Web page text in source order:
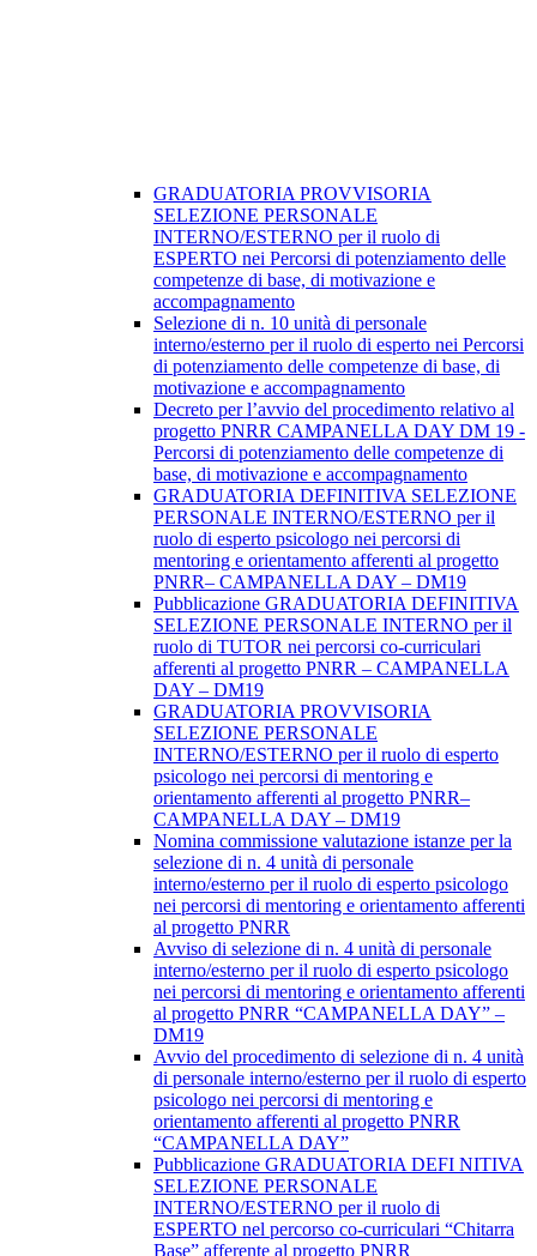
GRADUATORIA PROVVISORIA
SELEZIONE PERSONALE
INTERNO/ESTERNO per il ruolo di
ESPERTO nei Percorsi di potenziamento delle
competenze di base, di motivazione e
accompagnamento
Selezione di n. 10 unità di personale
interno/esterno per il ruolo di esperto nei Percorsi
di potenziamento delle competenze di base, di
motivazione e accompagnamento
Decreto per l’avvio del procedimento relativo al
progetto PNRR CAMPANELLA DAY DM 19 -
Percorsi di potenziamento delle competenze di
base, di motivazione e accompagnamento
GRADUATORIA DEFINITIVA SELEZIONE
PERSONALE INTERNO/ESTERNO per il
ruolo di esperto psicologo nei percorsi di
mentoring e orientamento afferenti al progetto
PNRR– CAMPANELLA DAY – DM19
Pubblicazione GRADUATORIA DEFINITIVA
SELEZIONE PERSONALE INTERNO per il
ruolo di TUTOR nei percorsi co-curriculari
afferenti al progetto PNRR – CAMPANELLA
DAY – DM19
GRADUATORIA PROVVISORIA
SELEZIONE PERSONALE
INTERNO/ESTERNO per il ruolo di esperto
psicologo nei percorsi di mentoring e
orientamento afferenti al progetto PNRR–
CAMPANELLA DAY – DM19
Nomina commissione valutazione istanze per la
selezione di n. 4 unità di personale
interno/esterno per il ruolo di esperto psicologo
nei percorsi di mentoring e orientamento afferenti
al progetto PNRR
Avviso di selezione di n. 4 unità di personale
interno/esterno per il ruolo di esperto psicologo
nei percorsi di mentoring e orientamento afferenti
al progetto PNRR “CAMPANELLA DAY” –
DM19
Avvio del procedimento di selezione di n. 4 unità
di personale interno/esterno per il ruolo di esperto
psicologo nei percorsi di mentoring e
orientamento afferenti al progetto PNRR
“CAMPANELLA DAY”
Pubblicazione GRADUATORIA DEFI NITIVA
SELEZIONE PERSONALE
INTERNO/ESTERNO per il ruolo di
ESPERTO nel percorso co-curriculari “Chitarra
Base” afferente al progetto PNRR